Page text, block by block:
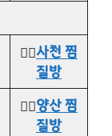
👉🏻사천 찜
질방
👉🏻양산 찜
질방